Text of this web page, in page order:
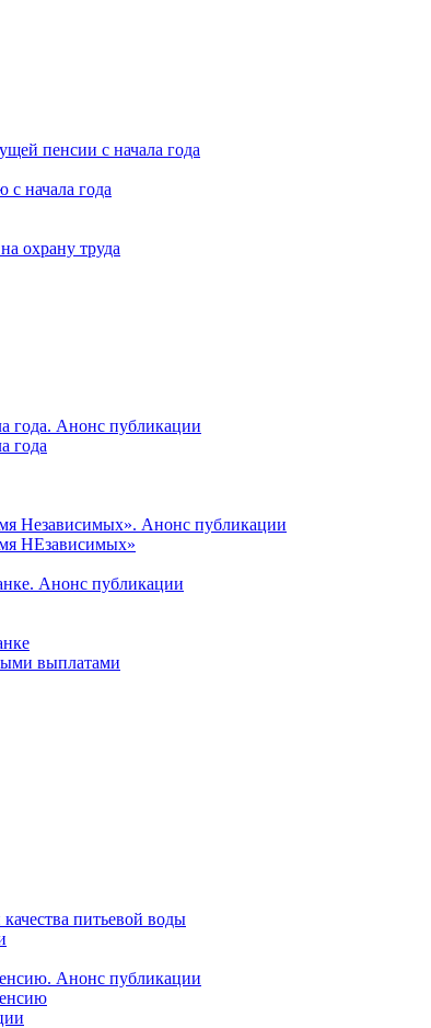
пенсии с начала года
начала года
охрану труда
года. Анонс публикации
года
Независимых». Анонс публикации
НЕзависимых»
Анонс публикации
выплатами
питьевой воды
Анонс публикации